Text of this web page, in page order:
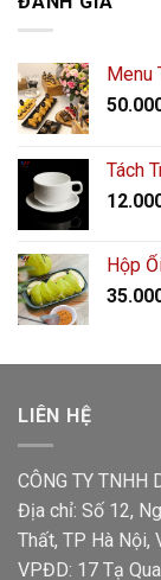
Menu
Tách
Hộp
LIÊN HỆ
CÔNG TY TNHH
Địa chỉ: Số 12,
Thất, TP Hà Nội,
VPĐD: 17 Tạ